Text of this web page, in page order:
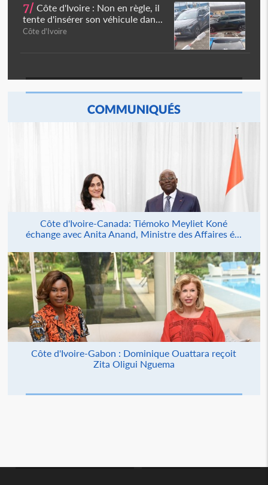
7/ Côte d'Ivoire : Non en règle, il
tente d'insérer son véhicule dan...
Côte d'Ivoire
COMMUNIQUÉS
Côte d'Ivoire-Canada: Tiémoko Meyliet Koné
échange avec Anita Anand, Ministre des Affaires é...
Côte d'Ivoire-Gabon : Dominique Ouattara reçoit
Zita Oligui Nguema